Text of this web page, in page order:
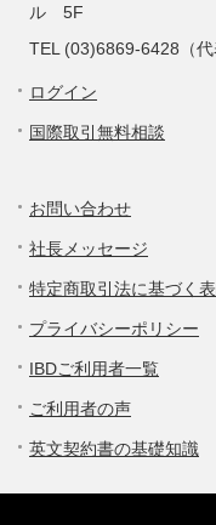
ル 5F
TEL (03)6869-6428（代
ログイン
国際取引無料相談
お問い合わせ
社長メッセージ
特定商取引法に基づく
プライバシーポリシー
IBDご利用者一覧
ご利用者の声
英文契約書の基礎知識